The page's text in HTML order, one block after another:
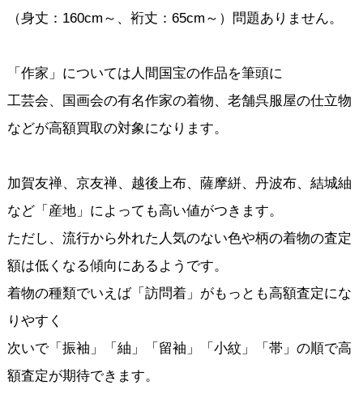
（身丈：160cm～、裄丈：65cm～）問題ありません。
「作家」については人間国宝の作品を筆頭に
工芸会、国画会の有名作家の着物、老舗呉服屋の仕立物
などが高額買取の対象になります。
加賀友禅、京友禅、越後上布、薩摩絣、丹波布、結城紬
など「産地」によっても高い値がつきます。
ただし、流行から外れた人気のない色や柄の着物の査定
額は低くなる傾向にあるようです。
着物の種類でいえば「訪問着」がもっとも高額査定にな
りやすく
次いで「振袖」「紬」「留袖」「小紋」「帯」の順で高
額査定が期待できます。